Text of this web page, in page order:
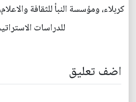
كربلاء، ومؤسسة النبأ للثقافة
للدراسات
اضف تعليق